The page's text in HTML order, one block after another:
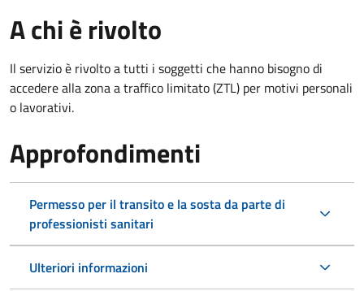
A chi è rivolto
Il servizio è rivolto a tutti i soggetti che hanno bisogno di
accedere alla zona a traffico limitato (ZTL) per motivi personali
o lavorativi.
Approfondimenti
Permesso per il transito e la sosta da parte di
professionisti sanitari
Ulteriori informazioni